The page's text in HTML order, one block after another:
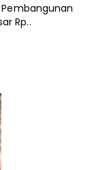
Pembangunan
Rp..